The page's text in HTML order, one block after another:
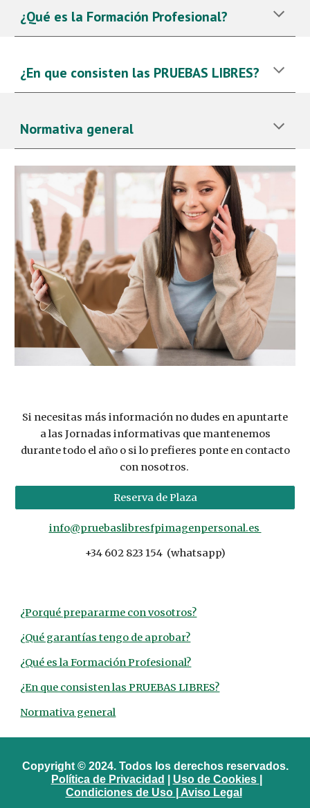
¿Qué es la Formación Profesional?
¿En que consisten las PRUEBAS LIBRES?
Normativa general
Si necesitas más información no dudes en apuntarte
a las Jornadas informativas que mantenemos
durante todo el año o si lo prefieres ponte en contacto
con nosotros.
Reserva de Plaza
info@pruebaslibresfpimagenpersonal.es
+34 602 823 154 (whatsapp)
¿Porqué prepararme con vosotros?
¿Qué garantías tengo de aprobar?
¿Qué es la Formación Profesional?
¿En que consisten las PRUEBAS LIBRES?
Normativa general
Copyright © 2024. Todos los derechos reservados.
Política de Privacidad
Uso de Cookies
Condiciones de Uso
Aviso Legal